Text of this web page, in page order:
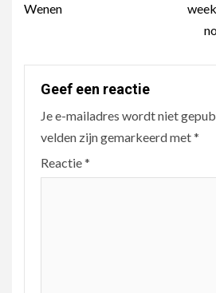
Wenen
Geef een reactie
Je e-mailadres wordt niet
velden zijn gemarkeerd met*
Reactie*